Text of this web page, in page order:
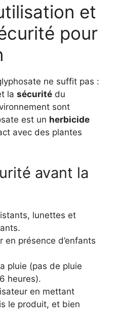
et
pour
ne suffit pas :
la sécurité du
sont
est un herbicide
avec des plantes
avant la
lunettes et
en présence d’enfants
pluie (pas de pluie
heures).
en mettant
le produit, et bien